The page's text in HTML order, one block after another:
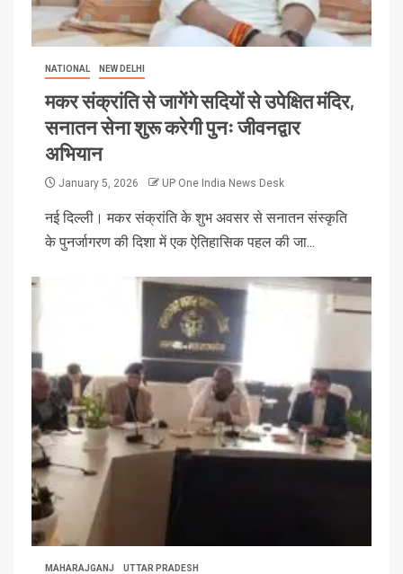
NATIONAL NEW DELHI
मकर संक्रांति से जागेंगे सदियों से उपेक्षित मंदिर,
सनातन सेना शुरू करेगी पुनः जीवनद्वार
अभियान
January 5, 2026 UP One India News Desk
नई दिल्ली। मकर संक्रांति के शुभ अवसर से सनातन संस्कृति
के पुनर्जागरण की दिशा में एक ऐतिहासिक पहल की जा...
MAHARAJGANJ UTTAR PRADESH